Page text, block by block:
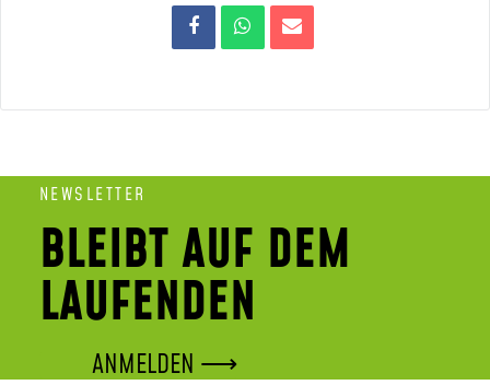
NEWSLETTER
BLEIBT AUF DEM
LAUFENDEN
ANMELDEN ⟶